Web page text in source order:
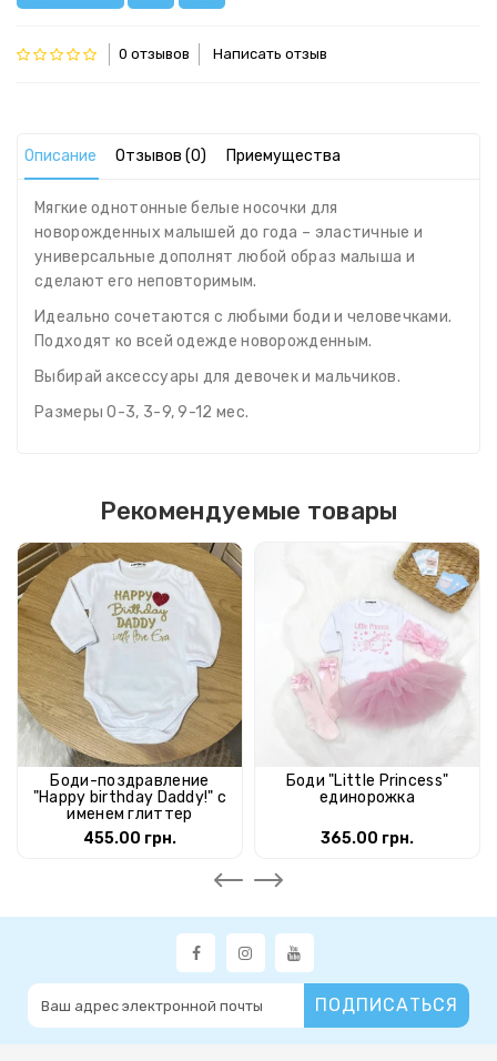
0 отзывов Написать отзыв
Описание Отзывов (0) Приемущества
Мягкие однотонные белые носочки для
новорожденных малышей до года – эластичные и
универсальные дополнят любой образ малыша и
сделают его неповторимым.
Идеально сочетаются с любыми боди и человечками.
Подходят ко всей одежде новорожденным.
Выбирай аксессуары для девочек и мальчиков.
Размеры 0-3, 3-9, 9-12 мес.
Рекомендуемые товары
Боди-поздравление
"Happy birthday Daddy!" с
именем глиттер
455.00 грн.
Боди "Little Princess"
единорожка
365.00 грн.
ПОДПИСАТЬСЯ